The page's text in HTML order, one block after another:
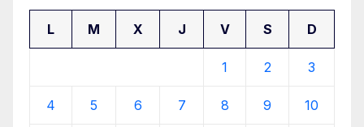
L M X J V S D
1 2 3
4 5 6 7 8 9 10